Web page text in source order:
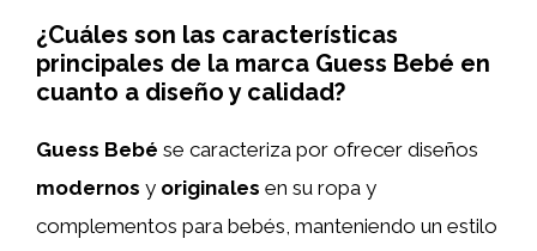
¿Cuáles son las características
principales de la marca Guess Bebé en
cuanto a diseño y calidad?
Guess Bebé se caracteriza por ofrecer diseños
modernos y originales en su ropa y
complementos para bebés, manteniendo un estilo